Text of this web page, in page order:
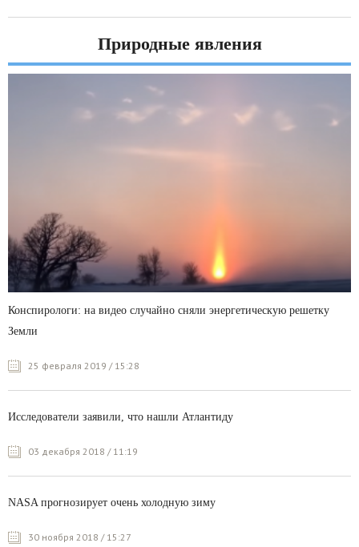
Природные явления
Конспирологи: на видео случайно сняли энергетическую решетку
Земли
25 февраля 2019 / 15:28
Исследователи заявили, что нашли Атлантиду
03 декабря 2018 / 11:19
NASA прогнозирует очень холодную зиму
30 ноября 2018 / 15:27